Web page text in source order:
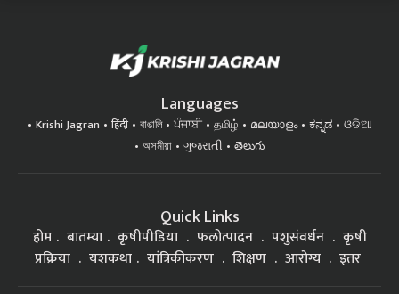
Languages
Krishi Jagran हिंदी বাঙালি ਪੰਜਾਬੀ தமிழ் മലയാളം ಕನ್ನಡ
ଓଡିଆ
অসমীয়া
ગુજરાતી తెలుగు
Quick Links
होम बातम्या कृषीपीडिया फलोत्पादन पशुसंवर्धन
कृषी
प्रक्रिया
यशकथा यांत्रिकीकरण शिक्षण आरोग्य इतर